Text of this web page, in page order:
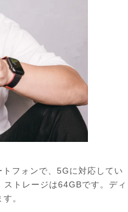
フォンで、5Gに対応してい
トレージは64GBです。ディ
。